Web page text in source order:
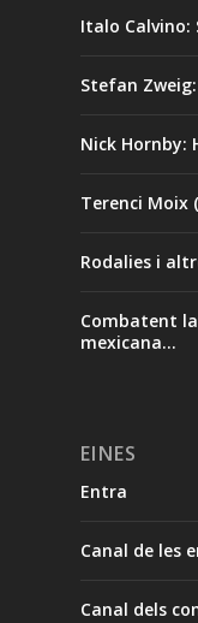
Italo Calvino:
Stefan
Nick Hornby:
Terenci Moix
Rodalies i
Combatent
mexicana…
EINES
Entra
Canal de les
Canal dels